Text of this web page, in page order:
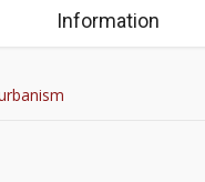
Information